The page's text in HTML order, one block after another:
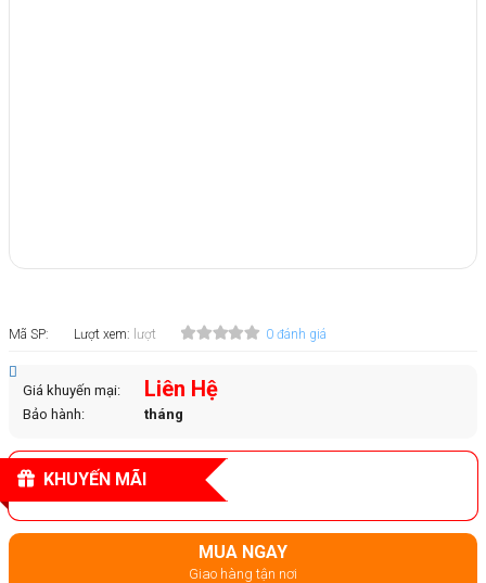
Mã SP: Lượt xem: lượt 0 đánh giá
Giá khuyến mại: Liên Hệ
Bảo hành: tháng
KHUYẾN MÃI
MUA NGAY
Giao hàng tận nơi